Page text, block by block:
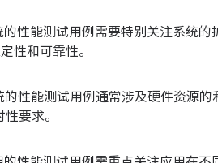
的性能测试用例需要特别关注系统
性和可靠性。
的性能测试用例通常涉及硬件资源的
要求。